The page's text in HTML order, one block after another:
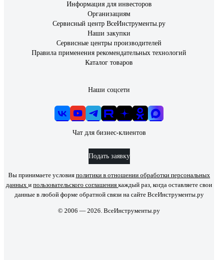
Информация для инвесторов
Организациям
Сервисный центр ВсеИнструменты.ру
Наши закупки
Сервисные центры производителей
Правила применения рекомендательных технологий
Каталог товаров
Наши соцсети
Чат для бизнес-клиентов
Подать заявку
Вы принимаете условия политики в отношении обработки персональных
данных и пользовательского соглашения каждый раз, когда оставляете свои
данные в любой форме обратной связи на сайте ВсеИнструменты.ру
© 2006 — 2026. ВсеИнструменты.ру